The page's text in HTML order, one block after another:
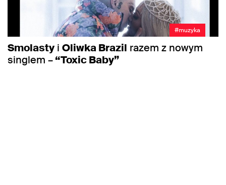
#muzyka
Smolasty i Oliwka Brazil razem z nowym
singlem –“Toxic Baby”